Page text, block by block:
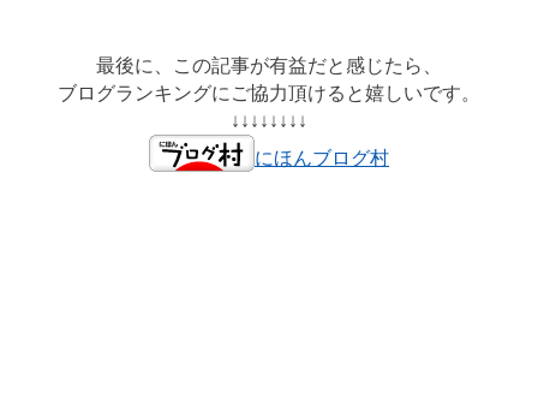
最後に、この記事が有益だと感じたら、
ブログランキングにご協力頂けると嬉しいです。
↓↓↓↓↓↓↓↓
にほんブログ村